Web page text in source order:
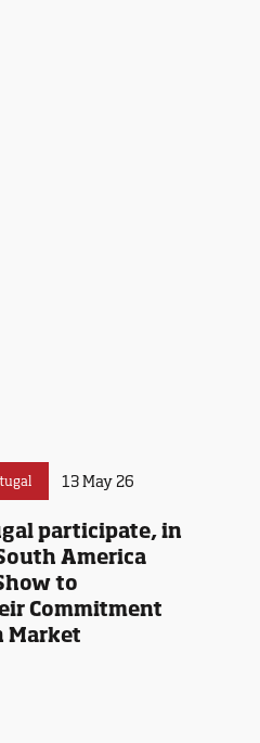
13 May 26
participate, in
America
to
Commitment
Market